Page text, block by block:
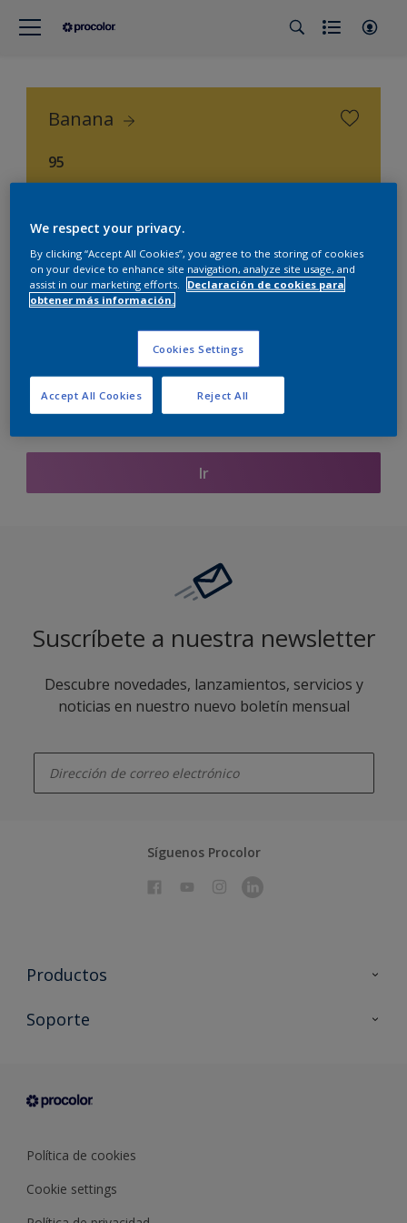
Banana
95
Procolor Selección (Procolor Interior)
Encontrar productos de este color
Ir
Suscríbete a nuestra newsletter
Descubre novedades, lanzamientos, servicios y
noticias en nuestro nuevo boletín mensual
Síguenos Procolor
Productos
Todos los productos
Condiciones generales de venta
Soporte
Sobre Procolor
Política de cookies
Cookie settings
We respect your privacy.
By clicking “Accept All Cookies”, you agree to the storing of cookies
on your device to enhance site navigation, analyze site usage, and
assist in our marketing efforts.
Declaración de cookies para
obtener más información.
Cookies Settings
Reject All
Accept All Cookies